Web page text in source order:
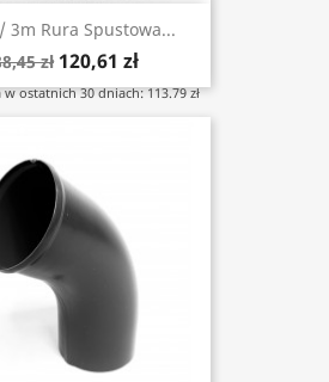
3m Rura Spustowa...
zł 120,61 zł
w ostatnich 30 dniach: 113.79 zł